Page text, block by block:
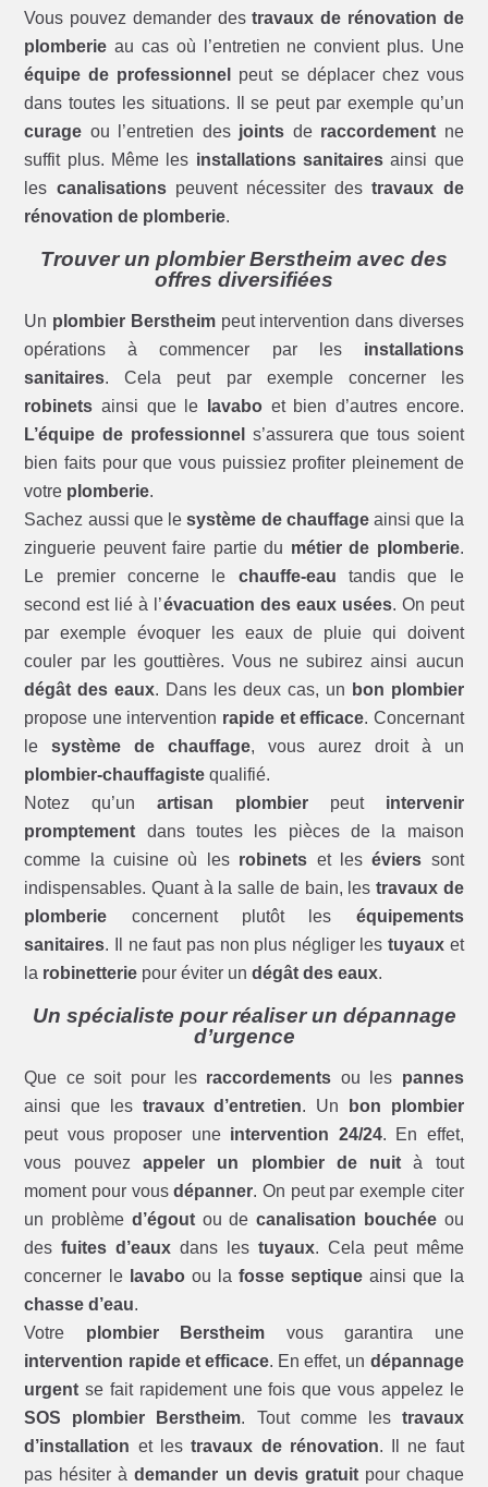
Vous pouvez demander destravaux de rénovation de
plomberie au cas où l’entretien ne convient plus. Une
équipe de professionnel
peut se déplacer chez vous
dans toutes les situations. Il se peut par exemple qu’un
curage ou l’entretien des joints de raccordement ne
suffit plus. Même les installations sanitairesainsi que
les canalisationspeuvent nécessiter destravaux de
rénovation de plomberie.
Trouver un plombier Berstheim avec des
offres diversifiées
Un plombier Berstheimpeut intervention dans diverses
opérations à commencer par les installations
sanitaires. Cela peut par exemple concerner les
robinets ainsi que le lavabo et bien d’autres encore.
L’équipe de professionnel
s’assurera que tous soient
bien faits pour que vous puissiez profiter pleinement de
votre plomberie.
Sachez aussi que lesystème de chauffageainsi que la
zinguerie peuvent faire partie du métier de plomberie.
Le premier concerne le chauffe-eau tandis que le
second est lié à l’évacuation des eaux usées. On peut
par exemple évoquer les eaux de pluie qui doivent
couler par les gouttières. Vous ne subirez ainsi aucun
dégât des eaux. Dans les deux cas, un bon plombier
propose une intervention rapide et efficace. Concernant
lesystème de chauffage, vous aurez droit à un
plombier-chauffagiste qualifié.
Notez qu’unartisan plombierpeut intervenir
promptement dans toutes les pièces de la maison
comme la cuisine où les robinets et leséviers sont
indispensables. Quant à la salle de bain, les travaux de
plomberie concernent plutôt les équipements
sanitaires. Il ne faut pas non plus négliger les tuyauxet
la robinetterie pour éviter undégât des eaux.
Un spécialiste pour réaliser un dépannage
d’urgence
Que ce soit pour les raccordements ou les pannes
ainsi que les travaux d’entretien. Un
bon plombier
peut vous proposer une intervention 24/24. En effet,
vous pouvez appeler un plombier de nuit à tout
moment pour vousdépanner. On peut par exemple citer
un problème d’égoutou decanalisation bouchéeou
desfuites d’eaux dans les tuyaux. Cela peut même
concerner le lavaboou lafosse septique ainsi que la
chasse d’eau.
Votre plombier Berstheim vous garantira une
intervention rapide et efficace. En effet, un dépannage
urgent se fait rapidement une fois que vous appelez le
SOS plombier Berstheim. Tout comme les travaux
d’installation et lestravaux de rénovation. Il ne faut
pas hésiter àdemander un devis gratuitpour chaque